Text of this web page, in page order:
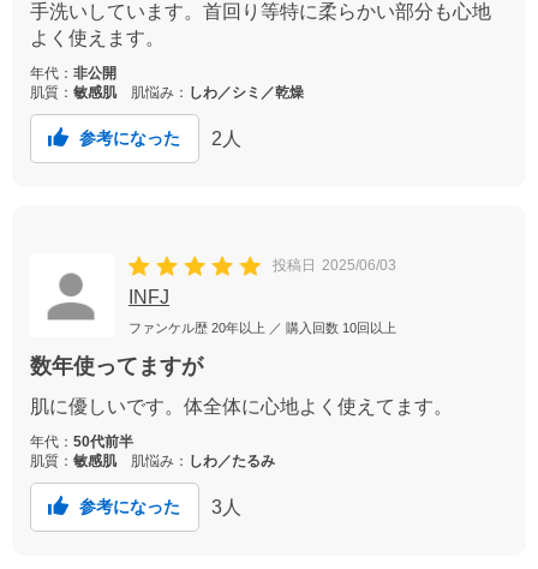
手洗いしています。首回り等特に柔らかい部分も心地
よく使えます。
年代： 非公開
肌質： 敏感肌 肌悩み： しわ／シミ／乾燥
参考になった 2 人
投稿日 2025/06/03
INFJ
ファンケル歴 20年以上 ／ 購入回数 10回以上
数年使ってますが
肌に優しいです。体全体に心地よく使えてます。
年代： 50代前半
肌質： 敏感肌 肌悩み： しわ／たるみ
参考になった 3 人